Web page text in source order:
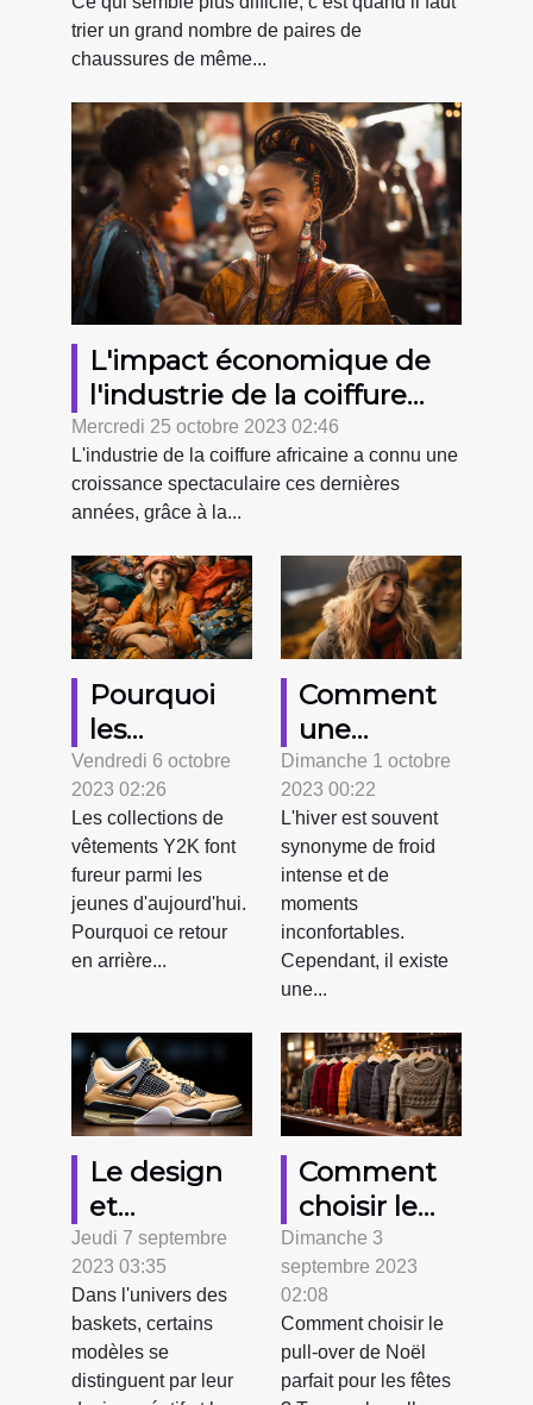
trier un grand nombre de paires de
chaussures de même...
L'impact économique de
l'industrie de la coiffure
africaine
Mercredi 25 octobre 2023 02:46
L'industrie de la coiffure africaine a connu une
croissance spectaculaire ces dernières
années, grâce à la...
Pourquoi
les
collections
de
vêtements
Y2K sont-
elles si
prisées par
les jeunes
?
Vendredi 6 octobre
2023 02:26
Les collections de
vêtements Y2K font
fureur parmi les
jeunes d'aujourd'hui.
Pourquoi ce retour
en arrière...
Comment
une
écharpe
chauffante
peut-elle
améliorer
votre
confort en
hiver
Dimanche 1 octobre
2023 00:22
L'hiver est souvent
synonyme de froid
intense et de
moments
inconfortables.
Cependant, il existe
une...
Le design
et
l'innovation
derrière Air
Jordan 4
Retro
Thunder
Jeudi 7 septembre
2023 03:35
Dans l'univers des
baskets, certains
modèles se
distinguent par leur
Comment
choisir le
pull-over de
Noël parfait
pour les
fêtes ?
Dimanche 3
septembre 2023
02:08
Comment choisir le
pull-over de Noël
parfait pour les fêtes